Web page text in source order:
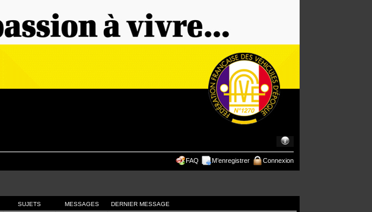
FAQ M’enregistrer Connexion
SUJETS MESSAGES DERNIER MESSAGE